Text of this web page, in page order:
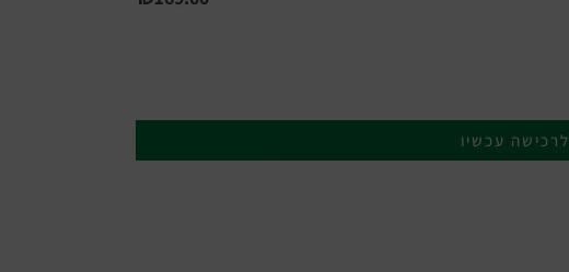
לרכישה עכשיו